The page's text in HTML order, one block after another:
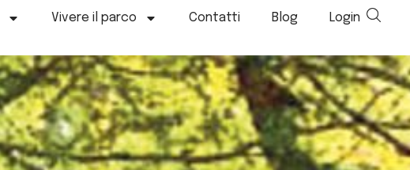
Vivere il parco Contatti Blog Login